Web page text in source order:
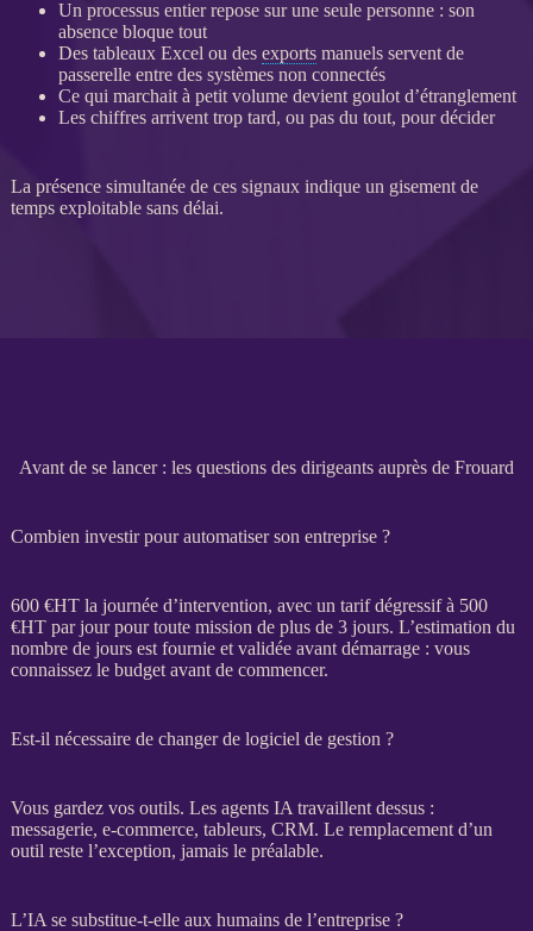
Un processusentier repose sur une seule personne : son
absence bloque tout
Des tableaux Excel ou des exportsmanuels servent de
passerelle entre des systèmes non connectés
Ce qui marchait à petit volume devient goulot d’étranglement
Les chiffres arrivent trop tard, ou pas du tout, pour décider
La présence simultanée de ces signaux indique un gisement de
temps exploitable sans délai.
Avant de se lancer : les questions des dirigeants auprès de Frouard
Combien investir pour automatiser son entreprise ?
600 €HTla journée d’intervention, avec un tarif dégressif à 500
€HTpar jour pour toute mission de plus de 3 jours. L’estimation du
nombre de jours est fournie et validée avant démarrage : vous
connaissez le budget avant de commencer.
Est-il nécessaire de changer de logiciel de gestion ?
Vous gardez vos outils. Les agents IA travaillent dessus :
messagerie, e-commerce, tableurs, CRM. Le remplacement d’un
outil reste l’exception, jamais le préalable.
L’IA se substitue-t-elle aux humains de l’entreprise ?